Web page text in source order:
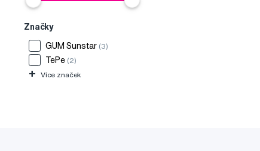
Značky
GUM Sunstar (3)
TePe (2)
+ Více značek